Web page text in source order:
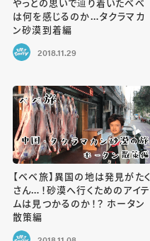
は何を感じるのか…タクラマカ
ン砂漠到着編
2018.11.29
【ベベ旅】異国の地は発見がたく
さん…！砂漠へ行くためのアイテ
ムは見つかるのか！？ ホータン
散策編